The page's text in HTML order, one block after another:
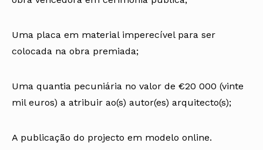
Uma placa em material imperecível para ser
colocada na obra premiada;
Uma quantia pecuniária no valor de €20 000 (vinte
mil euros) a atribuir ao(s) autor(es) arquitecto(s);
A publicação do projecto em modelo online.